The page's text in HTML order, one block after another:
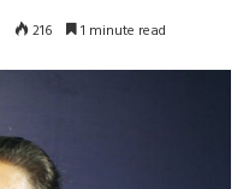
216 1 minute read